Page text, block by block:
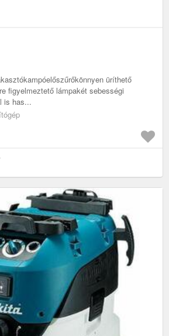
üríthető
figyelmeztető lámpakét sebességi
is has...